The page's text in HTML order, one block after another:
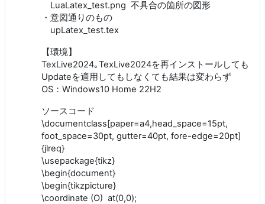
LuaLatex_test.png 不具合の箇所の図形
・意図通りのもの
upLatex_test.tex
【環境】
TexLive2024｡TexLive2024を再インストールしても
Updateを適用してもしなくても結果は変わらず
OS：Windows10 Home 22H2
ソースコード
\documentclass[paper=a4,head_space=15pt,
foot_space=30pt, gutter=40pt, fore-edge=20pt]
{jlreq}
\usepackage{tikz}
\begin{document}
\begin{tikzpicture}
\coordinate (O) at(0,0);